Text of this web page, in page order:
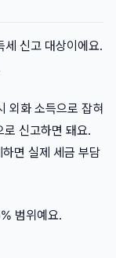
신고 대상이에요.
외화 소득으로 잡혀
신고하면 돼요.
면 실제 세금 부담
범위예요.